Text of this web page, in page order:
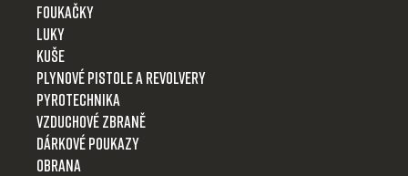
Foukačky
Luky
Kuše
Plynové pistole a revolvery
Pyrotechnika
Vzduchové zbraně
Dárkové poukazy
Obrana